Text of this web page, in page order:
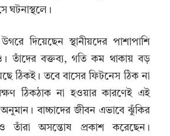
দিয়েছেন স্থানীয়দের পাশাপাশি
তাঁদের বক্তব্য, গতি কম থাকায় বড়
ঠিকই। তবে বাসের ফিটনেস ঠিক না
ঠিকঠাক না হওয়ার কারণেই এই
বাচ্চাদের জীবন এভাবে ঝুঁকির
তাঁরা অসন্তোষ প্রকাশ করেছেন।